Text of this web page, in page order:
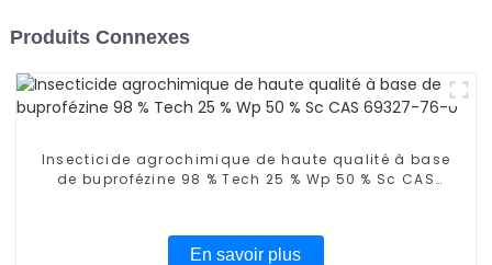
Produits Connexes
Insecticide agrochimique de haute qualité à base
de buprofézine 98 % Tech 25 % Wp 50 % Sc CAS
En savoir plus